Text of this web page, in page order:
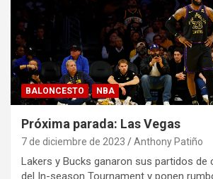
BALONCESTO NBA
Próxima parada: Las Vegas
7 de diciembre de 2023 Anthony Patiño
Lakers y Bucks ganaron sus partidos de
del In-season Tournament y ponen